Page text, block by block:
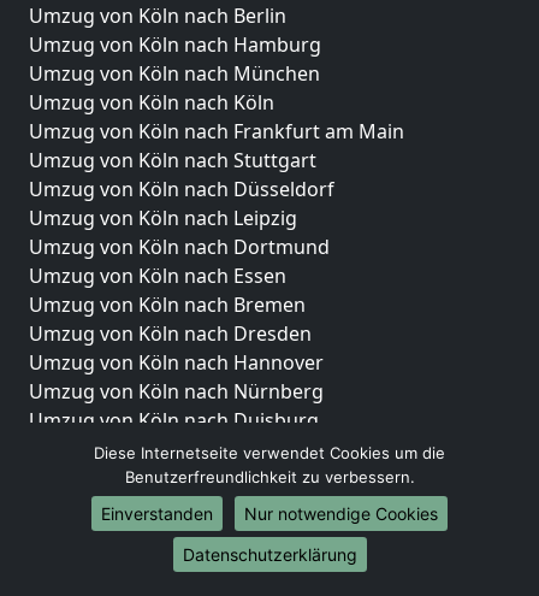
Umzug von Köln nach Berlin
Umzug von Köln nach Hamburg
Umzug von Köln nach München
Umzug von Köln nach Köln
Umzug von Köln nach Frankfurt am Main
Umzug von Köln nach Stuttgart
Umzug von Köln nach Düsseldorf
Umzug von Köln nach Leipzig
Umzug von Köln nach Dortmund
Umzug von Köln nach Essen
Umzug von Köln nach Bremen
Umzug von Köln nach Dresden
Umzug von Köln nach Hannover
Umzug von Köln nach Nürnberg
Umzug von Köln nach Duisburg
Umzug von Köln nach Bochum
Umzug von Köln nach Wuppertal
Umzug von Köln nach Bielefeld
Umzug von Köln nach Bonn
Umzug von Köln nach Münster
Diese Internetseite verwendet Cookies um die
Benutzerfreundlichkeit zu verbessern.
Einverstanden
Nur notwendige Cookies
Datenschutzerklärung